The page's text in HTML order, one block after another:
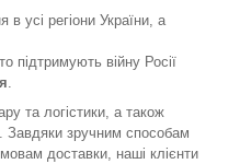
усі регіони України, а
підтримують війну Росії
та логістики, а також
Завдяки зручним способам
доставки, наші клієнти